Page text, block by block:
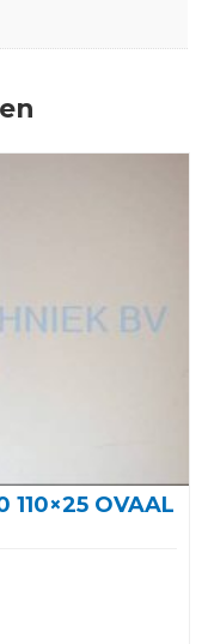
110×25 OVAAL